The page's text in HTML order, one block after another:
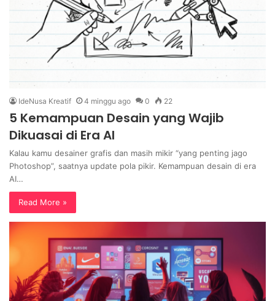
IdeNusa Kreatif 4 minggu ago 0 22
5 Kemampuan Desain yang Wajib
Dikuasai di Era AI
Kalau kamu desainer grafis dan masih mikir “yang penting jago
Photoshop”, saatnya update pola pikir. Kemampuan desain di era
AI…
Read More »